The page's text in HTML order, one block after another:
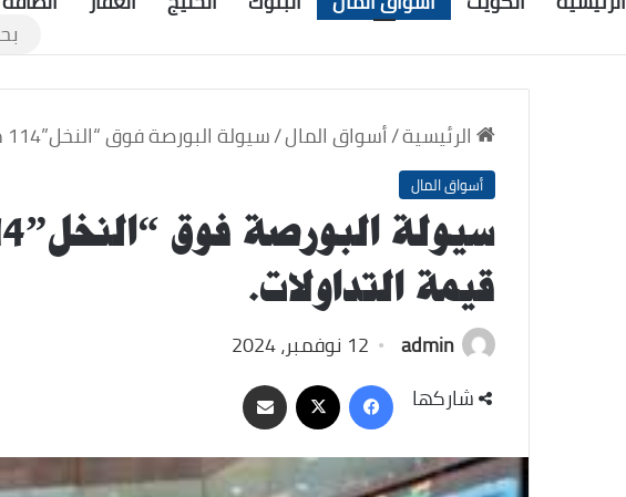
الرئيسية/أسواق المال/سيولة البورصة فوق “النخل”114 مليون دينار قيمة التداولات.
أسواق المال
قيمة التداولات.
admin 12 نوفمبر، 2024
شاركها
فيسبوك
‫X مشاركة
عبر
البريد